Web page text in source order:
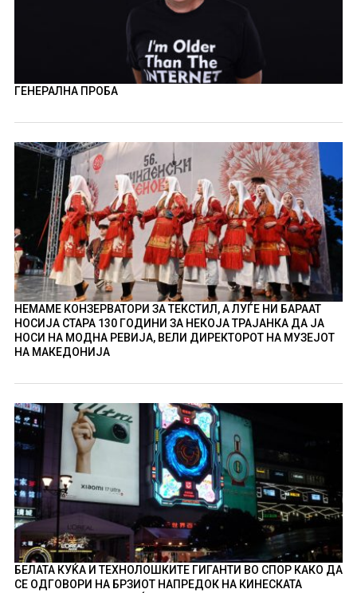
ГЕНЕРАЛНА ПРОБА
НЕМАМЕ КОНЗЕРВАТОРИ ЗА ТЕКСТИЛ, А ЛУЃЕ НИ БАРААТ
НОСИЈА СТАРА 130 ГОДИНИ ЗА НЕКОЈА ТРАЈАНКА ДА ЈА
НОСИ НА МОДНА РЕВИЈА, ВЕЛИ ДИРЕКТОРОТ НА МУЗЕЈОТ
НА МАКЕДОНИЈА
БЕЛАТА КУЌА И ТЕХНОЛОШКИТЕ ГИГАНТИ ВО СПОР КАКО ДА
СЕ ОДГОВОРИ НА БРЗИОТ НАПРЕДОК НА КИНЕСКАТА